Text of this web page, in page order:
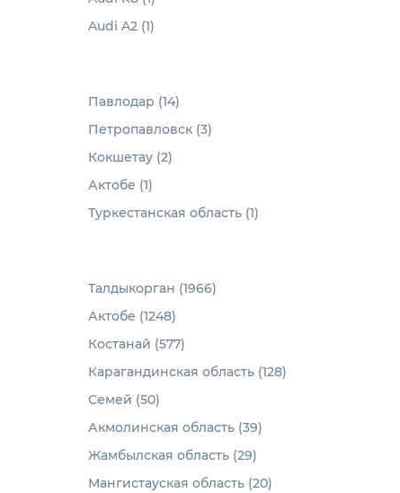
Audi A2 (1)
Павлодар (14)
Петропавловск (3)
Кокшетау (2)
Актобе (1)
Туркестанская область (1)
Талдыкорган (1966)
Актобе (1248)
Костанай (577)
Карагандинская область (128)
Семей (50)
Акмолинская область (39)
Жамбылская область (29)
Мангистауская область (20)